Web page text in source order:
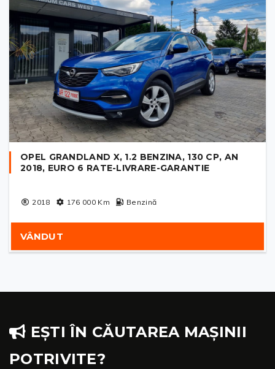
OPEL GRANDLAND X, 1.2 BENZINA, 130 CP, AN
2018, EURO 6 RATE-LIVRARE-GARANTIE
2018 176 000Km Benzină
VÂNDUT
EȘTI ÎN CĂUTAREA MAȘINII
POTRIVITE?